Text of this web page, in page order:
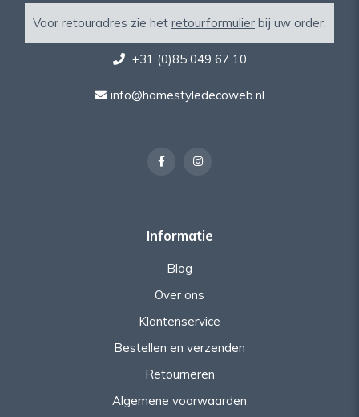
Voor retouradres zie het retourformulier bij uw order.
+31 (0)85 049 67 10
info@homestyledecoweb.nl
Informatie
Blog
Over ons
Klantenservice
Bestellen en verzenden
Retourneren
Algemene voorwaarden